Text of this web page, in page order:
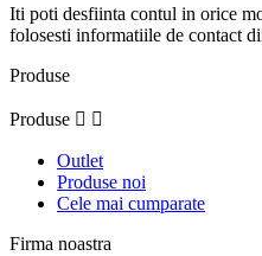
Iti poti desfiinta contul in orice
folosesti informatiile de contact
Produse
Produse  
Outlet
Produse noi
Cele mai cumparate
Firma noastra